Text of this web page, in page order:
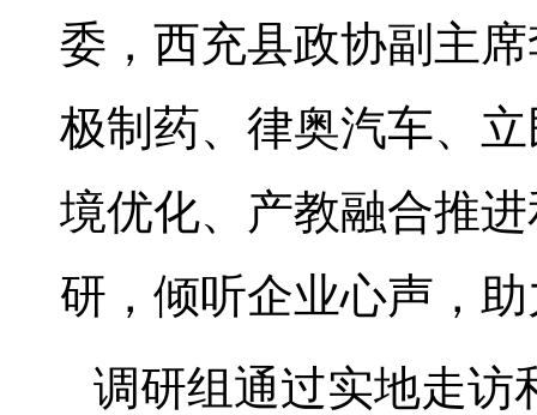
委，西充县政协副主
极制药、律奥汽车、
境优化、产教融合推
研，倾听企业心声，
调研组通过实地走访